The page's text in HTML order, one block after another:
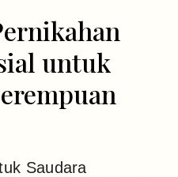
untuk
Saudara